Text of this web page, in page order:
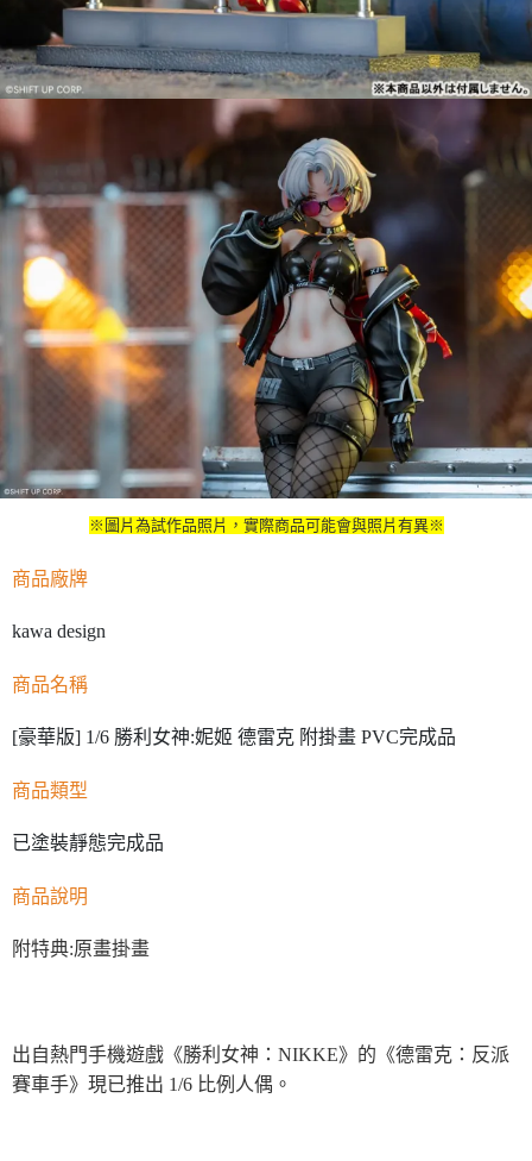
※圖片為試作品照片，實際商品可能會與照片有異※
商品廠牌
kawa design
商品名稱
[豪華版] 1/6 勝利女神:妮姬 德雷克 附掛畫 PVC完成品
商品類型
已塗裝靜態完成品
商品說明
附特典:原畫掛畫
出自熱門手機遊戲《勝利女神：NIKKE》的《德雷克：反派
賽車手》現已推出 1/6 比例人偶。